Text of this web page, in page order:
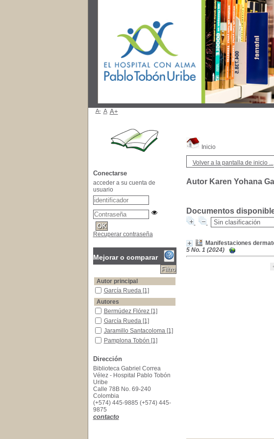
Inicio
Volver a la pantalla de inicio ...
Autor Karen Yohana
Documentos
Manifestaciones
5 No. 1 (2024)
A- A A+
Conectarse
acceder a su cuenta de
usuario
Recuperar contraseña
Mejorar o comparar
Autor principal
García Rueda
García Rueda [1]
Autores
Bermúdez Flórez
Bermúdez Flórez [1]
García Rueda
García Rueda [1]
Jaramillo Santacoloma
Jaramillo Santacoloma [1]
Pamplona Tobón
Pamplona Tobón [1]
20242024[1]
Dirección
Biblioteca Gabriel Correa
Vélez - Hospital Pablo Tobón
Uribe
Calle 78B No. 69-240
Colombia
(+574) 445-9885 (+574) 445-
9875
contacto